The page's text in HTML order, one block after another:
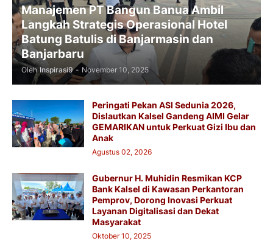
Manajemen PT Bangun Banua Ambil
Langkah Strategis Operasional Hotel
Batung Batulis di Banjarmasin dan
Banjarbaru
Oleh Inspirasi9 - November 10, 2025
Peringati Pekan ASI Sedunia 2026,
Dislautkan Kalsel Gandeng AIMI Gelar
GEMARIKAN untuk Perkuat Gizi Ibu dan
Anak
Agustus 02, 2026
Gubernur H. Muhidin Resmikan KCP
Bank Kalsel di Kawasan Perkantoran
Pemprov, Dorong Inovasi Perkuat
Layanan Digitalisasi dan Dekat
Masyarakat
Oktober 10, 2025